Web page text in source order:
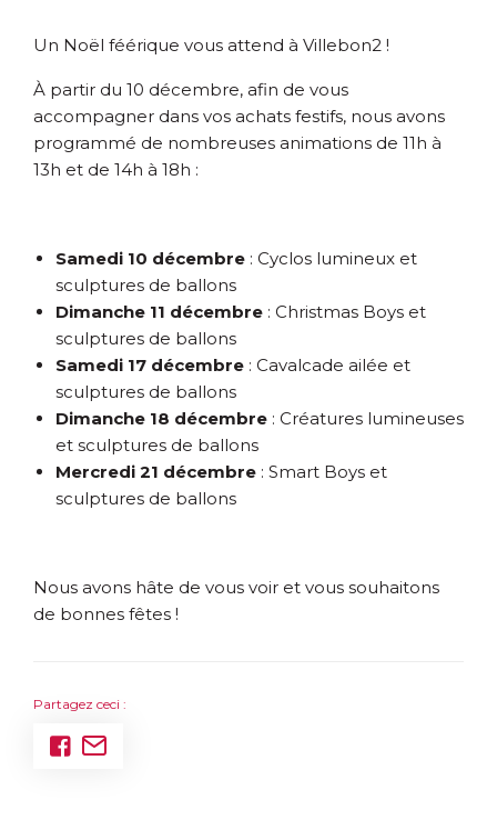
Un Noël féérique vous attend à Villebon2 !
À partir du 10 décembre, afin de vous
accompagner dans vos achats festifs, nous avons
programmé de nombreuses animations de 11h à
13h et de 14h à 18h :
Samedi 10 décembre : Cyclos lumineux et
sculptures de ballons
Dimanche 11 décembre : Christmas Boys et
sculptures de ballons
Samedi 17 décembre : Cavalcade ailée et
sculptures de ballons
Dimanche 18 décembre : Créatures lumineuses
et sculptures de ballons
Mercredi 21 décembre : Smart Boys et
sculptures de ballons
Nous avons hâte de vous voir et vous souhaitons
de bonnes fêtes !
Partagez ceci :